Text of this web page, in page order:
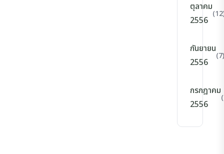
ตุลาคม
2556
กันยายน
2556
(7)
กรกฎาคม
2556